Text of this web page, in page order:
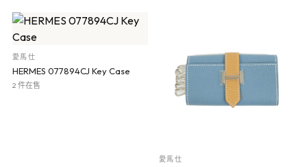
愛馬仕
HERMES 077894CJ Key Case
2 件在售
愛馬仕